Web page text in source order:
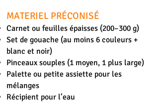
MATERIEL PRÉCONISÉ
Carnet ou feuilles épaisses (200–300 g)
Set de gouache (au moins 6 couleurs +
blanc et noir)
Pinceaux souples (1 moyen, 1 plus large)
Palette ou petite assiette pour les
mélanges
Récipient pour l’eau